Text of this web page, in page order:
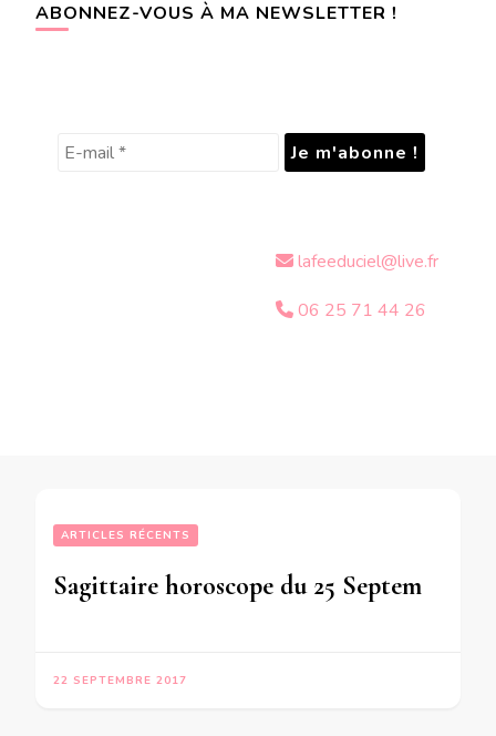
ABONNEZ-VOUS À MA NEWSLETTER !
lafeeduciel@live.fr
06 25 71 44 26
ARTICLES RÉCENTS
22 SEPTEMBRE 2017